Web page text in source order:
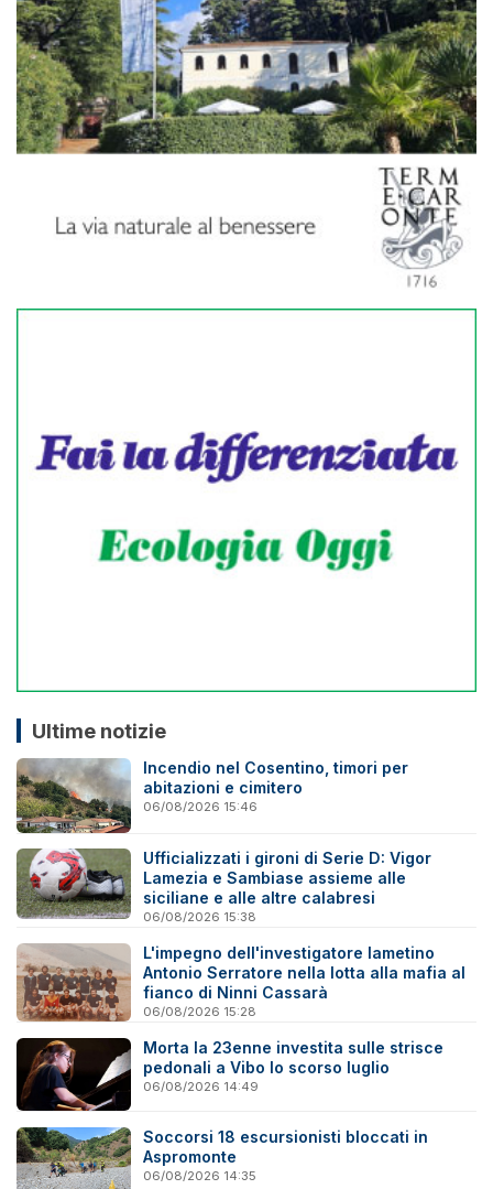
Ultime notizie
Incendio nel Cosentino, timori per
abitazioni e cimitero
06/08/2026 15:46
Ufficializzati i gironi di Serie D: Vigor
Lamezia e Sambiase assieme alle
siciliane e alle altre calabresi
06/08/2026 15:38
L'impegno dell'investigatore lametino
Antonio Serratore nella lotta alla mafia al
fianco di Ninni Cassarà
06/08/2026 15:28
Morta la 23enne investita sulle strisce
pedonali a Vibo lo scorso luglio
06/08/2026 14:49
Soccorsi 18 escursionisti bloccati in
Aspromonte
06/08/2026 14:35